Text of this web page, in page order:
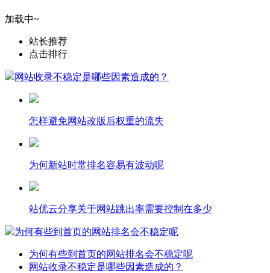
加载中~
站长推荐
点击排行
网站收录不稳定是哪些因素造成的？
怎样避免网站改版后权重的流失
为何新站时常排名容易有波动呢
站优云分享关于网站跳出率需要控制在多少
为何有些到首页的网站排名会不稳定呢
为何有些到首页的网站排名会不稳定呢
网站收录不稳定是哪些因素造成的？